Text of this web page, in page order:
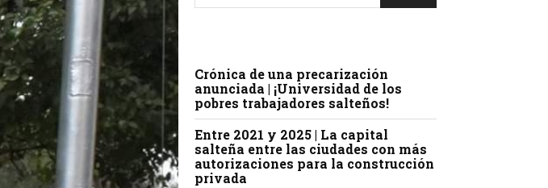
Crónica de una precarización
anunciada | ¡Universidad de los
pobres trabajadores salteños!
Entre 2021 y 2025 | La capital
salteña entre las ciudades con más
autorizaciones para la construcción
privada